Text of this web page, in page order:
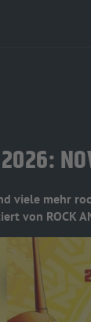
viele mehr
von ROCK